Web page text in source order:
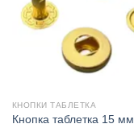
КНОПКИ ТАБЛЕТКА
Кнопка таблетка 15 мм